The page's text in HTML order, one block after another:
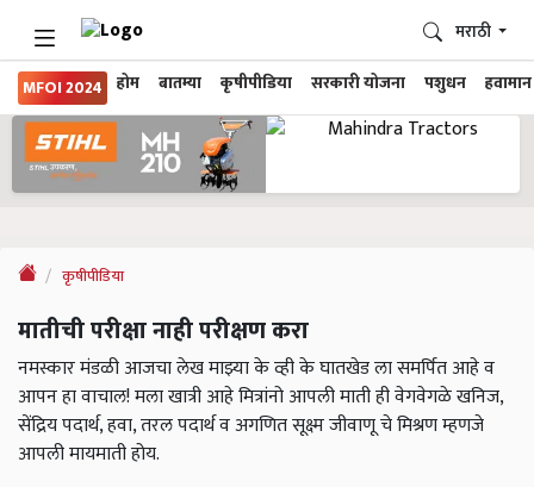
MFOI 2024 होम बातम्या कृषीपीडिया सरकारी योजना पशुधन हवामान
मराठी
कृषीपीडिया
मातीची परीक्षा नाही परीक्षण करा
नमस्कार मंडळी आजचा लेख माझ्या के व्ही के घातखेड ला समर्पित आहे व
आपन हा वाचाल! मला खात्री आहे मित्रांनो आपली माती ही वेगवेगळे खनिज,
सेंद्रिय पदार्थ, हवा, तरल पदार्थ व अगणित सूक्ष्म जीवाणू चे मिश्रण म्हणजे
आपली मायमाती होय.